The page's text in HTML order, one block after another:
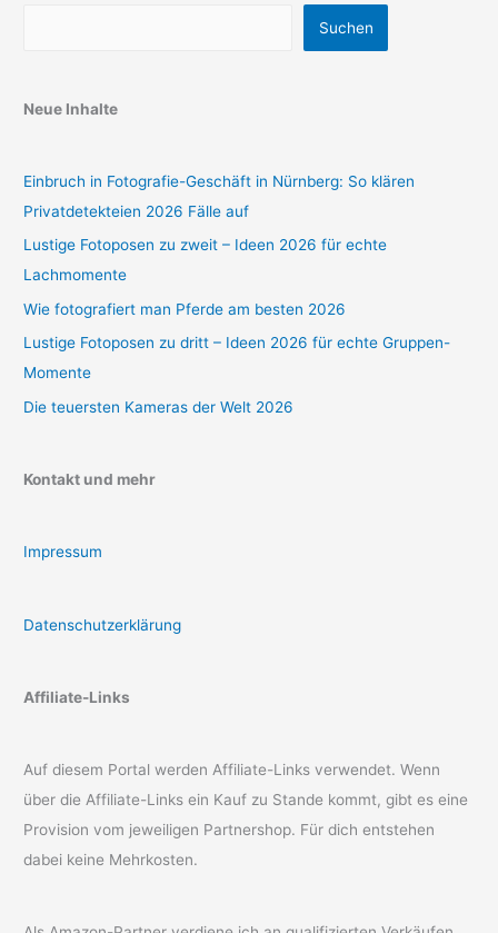
Suchen
Neue Inhalte
Einbruch in Fotografie-Geschäft in Nürnberg: So klären
Privatdetekteien 2026 Fälle auf
Lustige Fotoposen zu zweit – Ideen 2026 für echte
Lachmomente
Wie fotografiert man Pferde am besten 2026
Lustige Fotoposen zu dritt – Ideen 2026 für echte Gruppen-
Momente
Die teuersten Kameras der Welt 2026
Kontakt und mehr
Impressum
Datenschutzerklärung
Affiliate-Links
Auf diesem Portal werden Affiliate-Links verwendet. Wenn
über die Affiliate-Links ein Kauf zu Stande kommt, gibt es eine
Provision vom jeweiligen Partnershop. Für dich entstehen
dabei keine Mehrkosten.